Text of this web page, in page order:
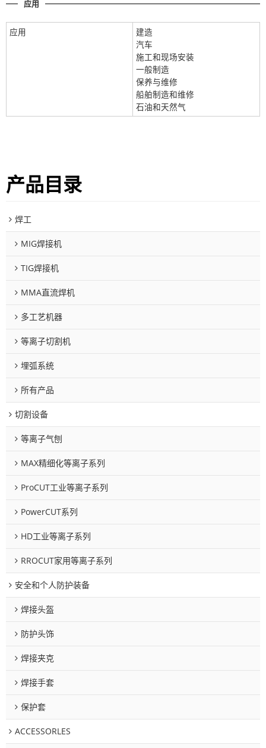
应用
应用
建造
汽车
施工和现场安装
一般制造
保养与维修
船舶制造和维修
石油和天然气
产品目录
焊工
MIG焊接机
TIG焊接机
MMA直流焊机
多工艺机器
等离子切割机
埋弧系统
所有产品
切割设备
等离子气刨
MAX精细化等离子系列
ProCUT工业等离子系列
PowerCUT系列
HD工业等离子系列
RROCUT家用等离子系列
安全和个人防护装备
焊接头盔
防护头饰
焊接夹克
焊接手套
保护套
ACCESSORLES